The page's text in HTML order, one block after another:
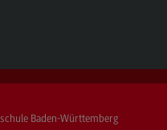
Baden-Württemberg